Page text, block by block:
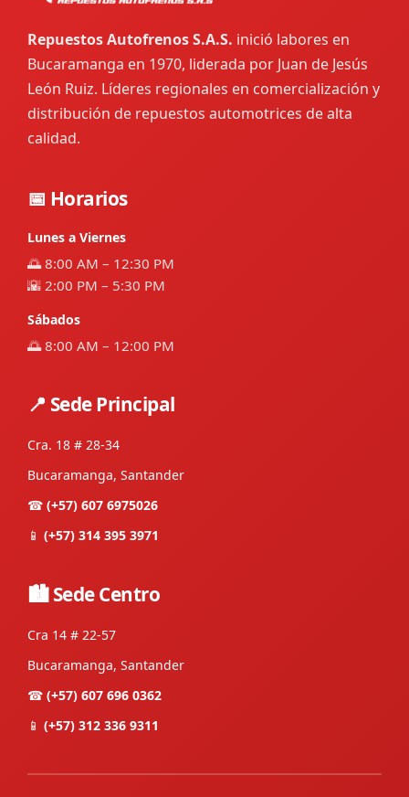
Repuestos Autofrenos S.A.S. inició labores en
Bucaramanga en 1970, liderada por Juan de Jesús
León Ruiz. Líderes regionales en comercialización y
distribución de repuestos automotrices de alta
calidad.
📅 Horarios
Lunes a Viernes
🌅 8:00 AM – 12:30 PM
🌇 2:00 PM – 5:30 PM
Sábados
🌅 8:00 AM – 12:00 PM
📍 Sede Principal
Cra. 18 # 28-34
Bucaramanga, Santander
☎ (+57) 607 6975026
📱 (+57) 314 395 3971
🏙 Sede Centro
Cra 14 # 22-57
Bucaramanga, Santander
☎ (+57) 607 696 0362
📱 (+57) 312 336 9311